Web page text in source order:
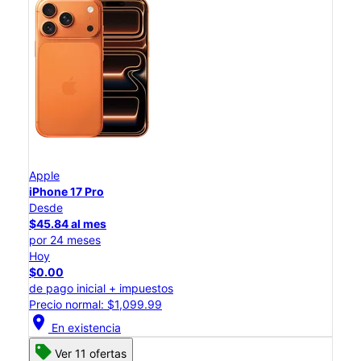
Apple
iPhone 17 Pro
Desde
$45.84 al mes
por 24 meses
Hoy
$0.00
de pago inicial + impuestos
Precio normal: $1,099.99
location_on En existencia
Ver 11 ofertas